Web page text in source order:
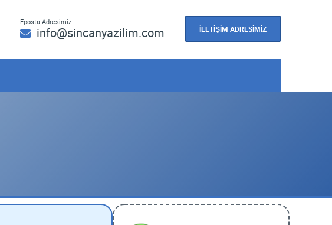
Eposta Adresimiz :
info@sincanyazilim.com İLETİŞİM ADRESİMİZ